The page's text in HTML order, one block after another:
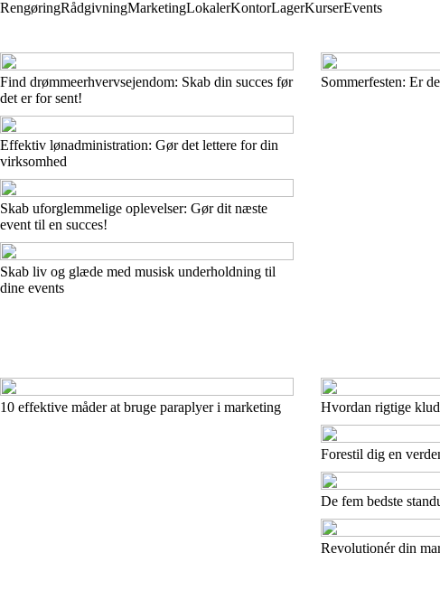
RengøringRådgivningMarketingLokalerKontorLagerKurserEvents
Find drømmeerhvervsejendom: Skab din succes før
det er for sent!
Effektiv lønadministration: Gør det lettere for din
virksomhed
Skab uforglemmelige oplevelser: Gør dit næste
event til en succes!
Skab liv og glæde med musisk underholdning til
dine events
Sommerfesten: Er
10 effektive måder at bruge paraplyer i marketing Hvordan rigtige
Forestil dig en
De fem bedste
Revolutionér din